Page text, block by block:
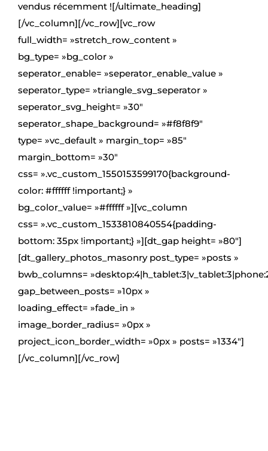
vendus récemment ![/ultimate_heading]
[/vc_column][/vc_row][vc_row
full_width= »stretch_row_content »
bg_type= »bg_color »
seperator_enable= »seperator_enable_value »
seperator_type= »triangle_svg_seperator »
seperator_svg_height= »30″
seperator_shape_background= »#f8f8f9″
type= »vc_default » margin_top= »85″
margin_bottom= »30″
css= ».vc_custom_1550153599170{background-
color: #ffffff !important;} »
bg_color_value= »#ffffff »][vc_column
css= ».vc_custom_1533810840554{padding-
bottom: 35px !important;} »][dt_gap height= »80″]
[dt_gallery_photos_masonry post_type= »posts »
bwb_columns=
gap_between_posts= »10px »
loading_effect= »fade_in »
image_border_radius= »0px »
project_icon_border_width= »0px » posts= »1334″]
[/vc_column][/vc_row]